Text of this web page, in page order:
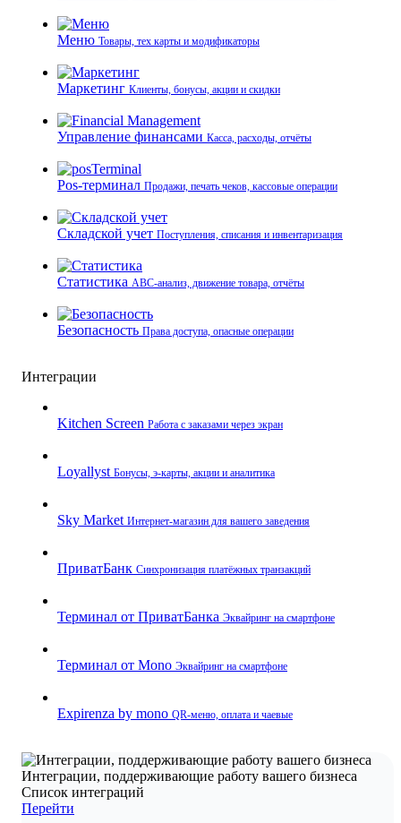
Меню Товары, тех карты и модификаторы
Маркетинг Клиенты, бонусы, акции и скидки
Управление финансами Касса, расходы, отчёты
Pos-терминал Продажи, печать чеков, кассовые операции
Складской учет Поступления, списания и инвентаризация
Статистика ABC-анализ, движение товара, отчёты
Безопасность Права доступа, опасные операции
Интеграции
Kitchen Screen Работа с заказами через экран
Loyallyst Бонусы, э‑карты, акции и аналитика
Sky Market Интернет‑магазин для вашего заведения
ПриватБанк Синхронизация платёжных транзакций
Терминал от ПриватБанка Эквайринг на смартфоне
Терминал от Mono Эквайринг на смартфоне
Expirenza by mono QR‑меню, оплата и чаевые
Интеграции, поддерживающие работу вашего бизнеса
Список интеграций
Перейти